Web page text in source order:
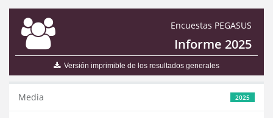
Encuestas PEGASUS
Informe 2025
Versión imprimible de los resultados generales
2025
Media